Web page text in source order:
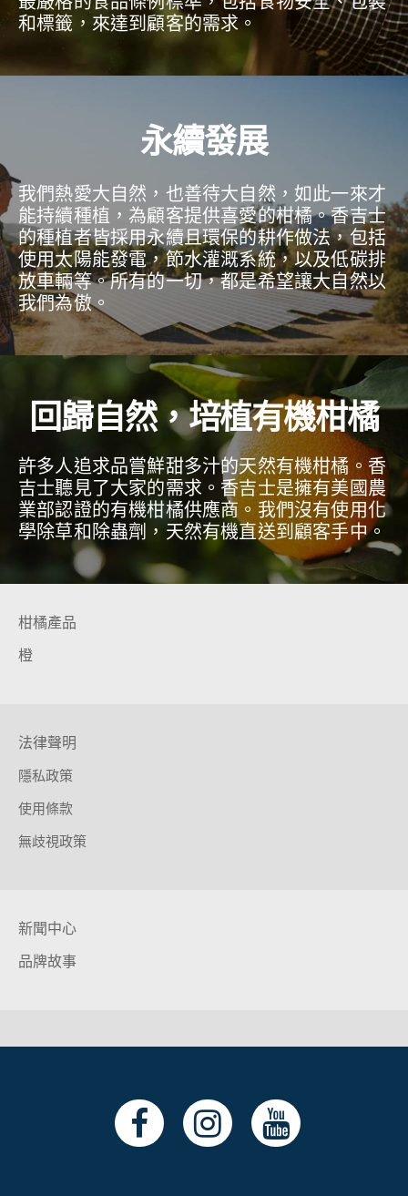
和標籤，來達到顧客的需求。
永續發展
我們熱愛大自然，也善待大自然，如此一來才
能持續種植，為顧客提供喜愛的柑橘。香吉士
的種植者皆採用永續且環保的耕作做法，包括
使用太陽能發電，節水灌溉系統，以及低碳排
放車輛等。所有的一切，都是希望讓大自然以
我們為傲。
回歸自然，培植有機柑橘
許多人追求品嘗鮮甜多汁的天然有機柑橘。香
吉士聽見了大家的需求。香吉士是擁有美國農
業部認證的有機柑橘供應商。我們沒有使用化
學除草和除蟲劑，天然有機直送到顧客手中。
柑橘產品
橙
法律聲明
隱私政策
使用條款
無歧視政策
新聞中心
品牌故事